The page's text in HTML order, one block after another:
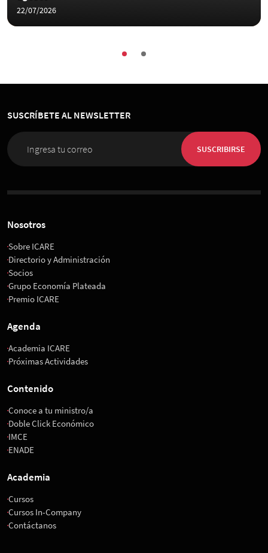
22/07/2026
SUSCRÍBETE AL NEWSLETTER
SUSCRIBIRSE
Nosotros
Sobre ICARE
Directorio y Administración
Socios
Grupo Economía Plateada
Premio ICARE
Agenda
Academia ICARE
Próximas Actividades
Contenido
Conoce a tu ministro/a
Doble Click Económico
IMCE
ENADE
Academia
Cursos
Cursos In-Company
Contáctanos